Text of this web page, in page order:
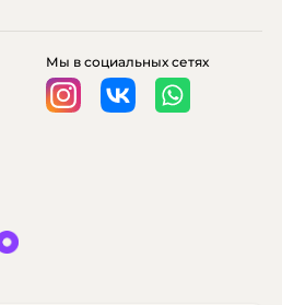
Мы в социальных сетях